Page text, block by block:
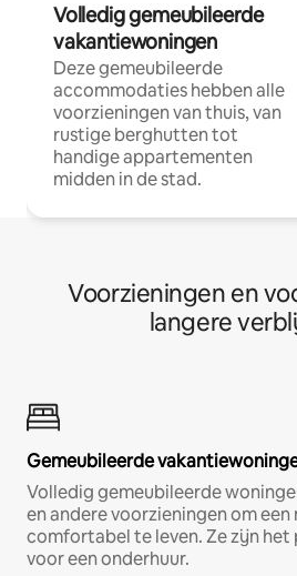
Volledig gemeubileerde
vakantiewoningen
Deze gemeubileerde
accommodaties hebben alle
voorzieningen van thuis, van
rustige berghutten tot
handige appartementen
midden in de stad.
Voorzieningen en
langere
Gemeubileerde
Volledig gemeubileerde
en andere voorzieningen om
comfortabel te leven. Ze zijn
voor een onderhuur.